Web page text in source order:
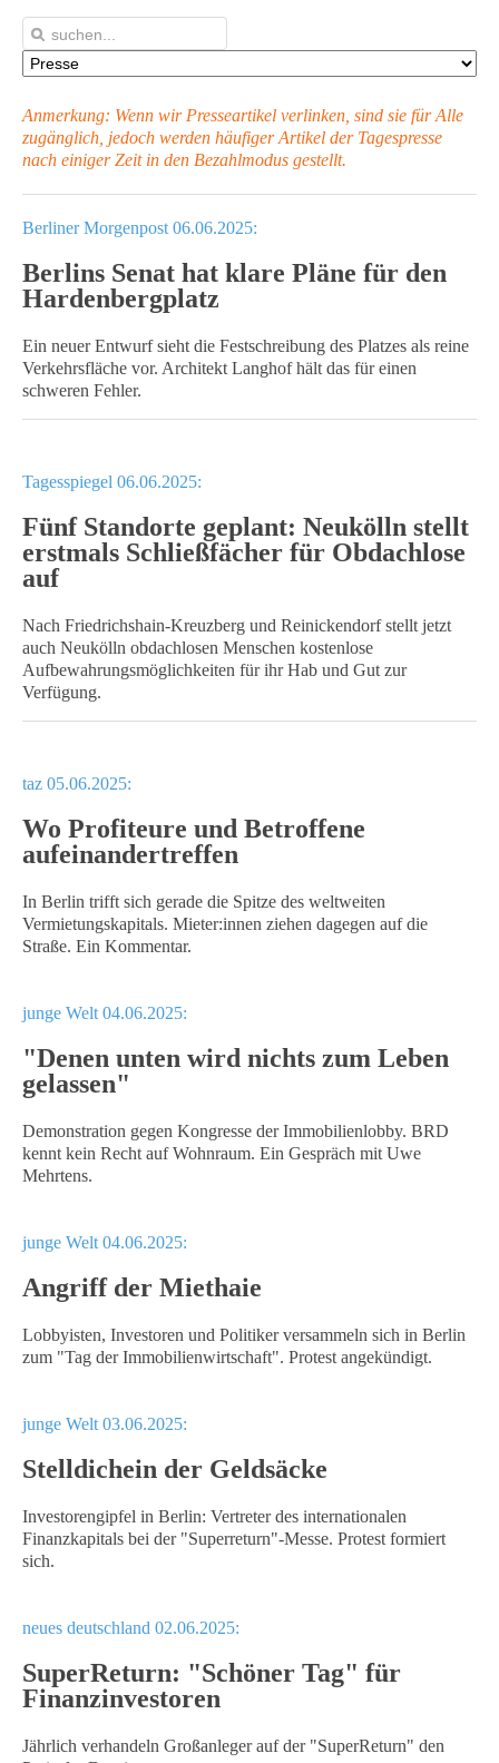
Anmerkung: Wenn wir Presseartikel verlinken, sind sie für Alle
zugänglich, jedoch werden häufiger Artikel der Tagespresse
nach einiger Zeit in den Bezahlmodus gestellt.
Berliner Morgenpost 06.06.2025:
Berlins Senat hat klare Pläne für den
Hardenbergplatz
Ein neuer Entwurf sieht die Festschreibung des Platzes als reine
Verkehrsfläche vor. Architekt Langhof hält das für einen
schweren Fehler.
Tagesspiegel 06.06.2025:
Fünf Standorte geplant: Neukölln stellt
erstmals Schließfächer für Obdachlose
auf
Nach Friedrichshain-Kreuzberg und Reinickendorf stellt jetzt
auch Neukölln obdachlosen Menschen kostenlose
Aufbewahrungsmöglichkeiten für ihr Hab und Gut zur
Verfügung.
taz 05.06.2025:
Wo Profiteure und Betroffene
aufeinandertreffen
In Berlin trifft sich gerade die Spitze des weltweiten
Vermietungskapitals. Mie­te­r:in­nen ziehen dagegen auf die
Straße. Ein Kommentar.
junge Welt 04.06.2025:
"Denen unten wird nichts zum Leben
gelassen"
Demonstration gegen Kongresse der Immobilienlobby. BRD
kennt kein Recht auf Wohnraum. Ein Gespräch mit Uwe
Mehrtens.
junge Welt 04.06.2025:
Angriff der Miethaie
Lobbyisten, Investoren und Politiker versammeln sich in Berlin
zum "Tag der Immobilienwirtschaft". Protest angekündigt.
junge Welt 03.06.2025:
Stelldichein der Geldsäcke
Investorengipfel in Berlin: Vertreter des internationalen
Finanzkapitals bei der "Superreturn"-Messe. Protest formiert
sich.
neues deutschland 02.06.2025:
SuperReturn: "Schöner Tag" für
Finanzinvestoren
Jährlich verhandeln Großanleger auf der "SuperReturn" den